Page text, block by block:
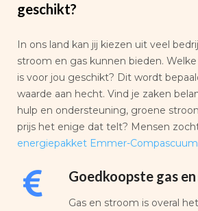
geschikt?
In ons land kan jij kiezen uit veel
stroom en gas kunnen bieden.
is voor jou geschikt? Dit wordt
waarde aan hecht. Vind je zaken
hulp en ondersteuning, groene
prijs het enige dat telt? Mensen
energiepakket Emmer-
Goedkoopste gas
Gas en stroom is overal